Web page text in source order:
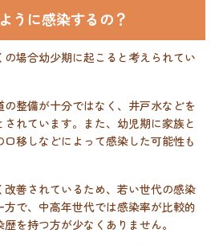
うに感染するの？
の場合幼少期に起こると考えられてい
整備が十分ではなく、井戸水などを
れています。また、幼児期に家族と
移しなどによって感染した可能性も
善されているため、若い世代の感染
で、中高年世代では感染率が比較的
を持つ方が少なくありません。